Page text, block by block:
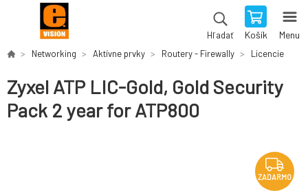
Hľadať Košík Menu
Networking Aktívne prvky Routery - Firewally Licencie
Zyxel ATP LIC-Gold, Gold Security
Pack 2 year for ATP800
ZADARMO